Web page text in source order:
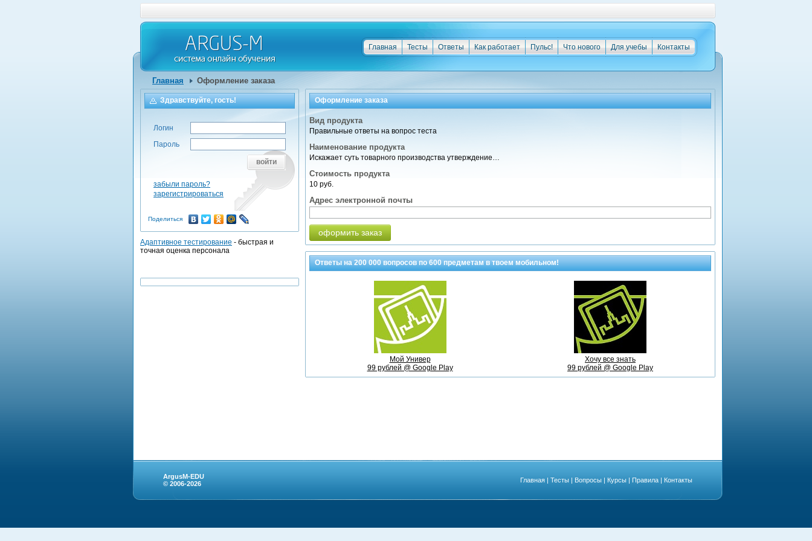
Контакты
Для учебы
Что нового
Пульс!
Как работает
Ответы
Тесты
Главная
Главная Оформление заказа
Оформление заказа
Вид продукта
Правильные ответы на вопрос теста
Наименование продукта
Искажает суть товарного производства утверждение…
Стоимость продукта
10 руб.
Адрес электронной почты
оформить заказ
Ответы на200 000вопросов по600 предметамв твоем мобильном!
Мой Универ
99 рублей @ Google Play
Хочу все знать
99 рублей @ Google Play
Здравствуйте, гость!
Логин
Пароль
войти
забыли пароль?
зарегистрироваться
Поделиться
Адаптивное тестирование - быстрая и
точная оценка персонала
ArgusM-EDU
© 2006-2026
Главная | Тесты | Вопросы | Курсы | Правила | Контакты